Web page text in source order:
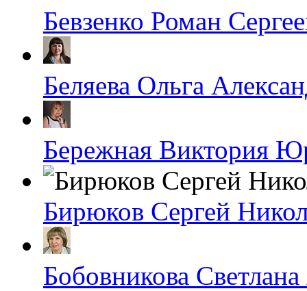
Бевзенко Роман
Беляева Ольга
Бережная Виктория
Бирюков Сергей
Бобовникова